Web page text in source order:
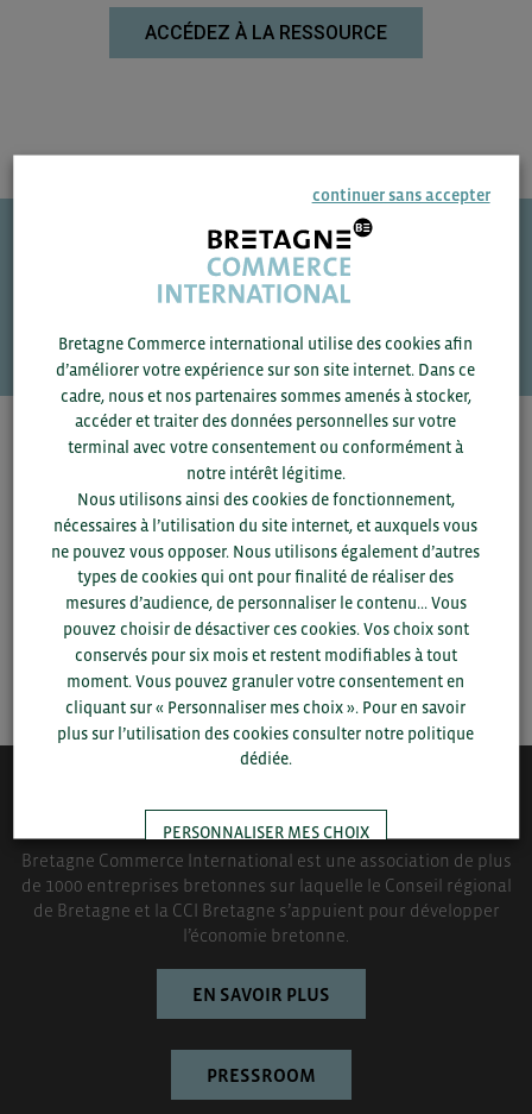
ACCÉDEZ À LA RESSOURCE
Une question ?
Pour voir les contacts, merci de renseigner votre
département et votre secteurou connectez-vous.
SAUVEGARDER
QUI-SOMMES NOUS ?
Bretagne Commerce International est une association de plus
de 1000 entreprises bretonnes sur laquelle le Conseil régional
de Bretagne et la CCI Bretagne s’appuient pour développer
l’économie bretonne.
EN SAVOIR PLUS
PRESSROOM
continuer sans accepter
Bretagne Commerce international utilise des cookies afin
d’améliorer votre expérience sur son site internet. Dans ce
cadre, nous et nos partenaires sommes amenés à stocker,
accéder et traiter des données personnelles sur votre
terminal avec votre consentement ou conformément à
notre intérêt légitime.
Nous utilisons ainsi des cookies de fonctionnement,
nécessaires à l’utilisation du site internet, et auxquels vous
ne pouvez vous opposer. Nous utilisons également d’autres
types de cookies qui ont pour finalité de réaliser des
mesures d’audience, de personnaliser le contenu... Vous
pouvez choisir de désactiver ces cookies. Vos choix sont
conservés pour six mois et restent modifiables à tout
moment. Vous pouvez granuler votre consentement en
cliquant sur « Personnaliser mes choix ». Pour en savoir
plus sur l’utilisation des cookies consulter notre politique
dédiée.
PERSONNALISER MES CHOIX
TOUT ACCEPTER